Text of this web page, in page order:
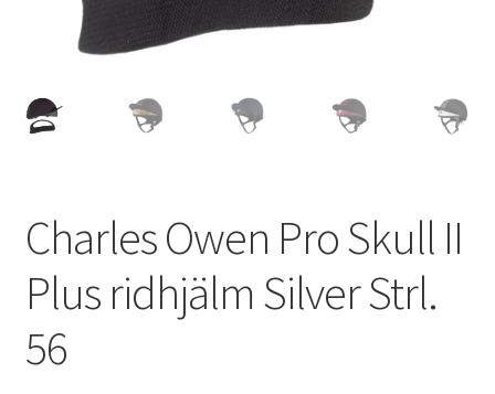
Charles Owen Pro Skull II
Plus ridhjälm Silver Strl.
56